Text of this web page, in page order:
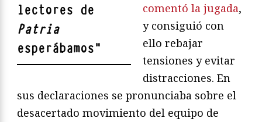
lectores de
Patria
esperábamos"
comentó la jugada,
y consiguió con
ello rebajar
tensiones y evitar
distracciones. En
sus declaraciones se pronunciaba sobre el
desacertado movimiento del equipo de